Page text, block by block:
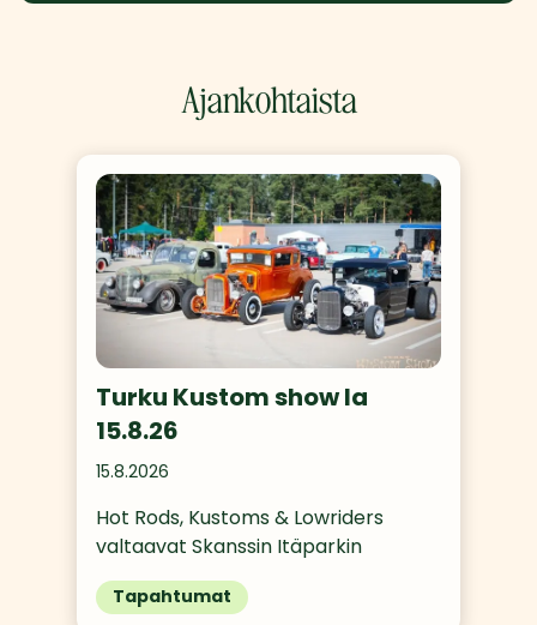
Ajankohtaista
Turku Kustom show la
15.8.26
15.8.2026
Hot Rods, Kustoms & Lowriders
valtaavat Skanssin Itäparkin
Tapahtumat